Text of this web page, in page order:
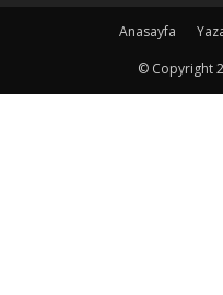
Anasayfa
© Copyright